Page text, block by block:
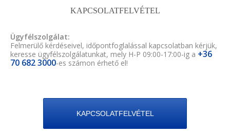
KAPCSOLATFELVÉTEL
Ügyfélszolgálat:
Felmerülő kérdéseivel, időpontfoglalással kapcsolatban kérjük,
keresse ügyfélszolgálatunkat, mely H-P 09:00-17:00-ig a +36
70 682 3000-es számon érhető el!
KAPCSOLATFELVÉTEL